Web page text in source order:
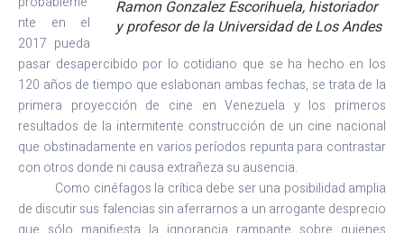
Ramon Gonzalez Escorihuela, historiador
y profesor de la Universidad de Los Andes
nte en el
2017 pueda
pasar desapercibido por lo cotidiano que se ha hecho en los
120 años de tiempo que eslabonan ambas fechas, se trata de la
primera proyección de cine en Venezuela y los primeros
resultados de la intermitente construcción de un cine nacional
que obstinadamente en varios períodos repunta para contrastar
con otros donde ni causa extrañeza su ausencia.
Como cinéfagos la crítica debe ser una posibilidad amplia
de discutir sus falencias sin aferrarnos a un arrogante desprecio